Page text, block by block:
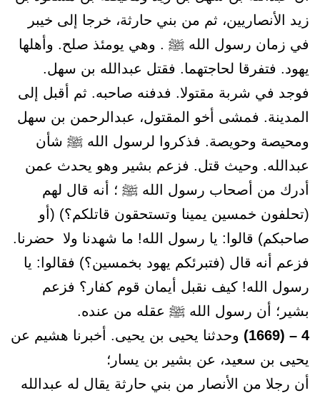
زيد الأنصاريين، ثم من بني حارثة، خرجا إلى خيبر
في زمان رسول الله ﷺ . وهي يومئذ صلح. وأهلها
يهود. فتفرقا لحاجتهما. فقتل عبدالله بن سهل.
فوجد في شربة مقتولا. فدفنه صاحبه. ثم أقبل إلى
المدينة. فمشى أخو المقتول، عبدالرحمن بن سهل
ومحيصة وحويصة. فذكروا لرسول الله ﷺ شأن
عبدالله. وحيث قتل. فزعم بشير وهو يحدث عمن
أدرك من أصحاب رسول الله ﷺ ؛ أنه قال لهم
(تحلفون خمسين يمينا وتستحقون قاتلكم؟) (أو
صاحبكم) قالوا: يا رسول الله! ما شهدنا ولا حضرنا.
فزعم أنه قال (فتبرئكم يهود بخمسين؟) فقالوا: يا
رسول الله! كيف نقبل أيمان قوم كفار؟ فزعم
بشير؛ أن رسول الله ﷺ عقله من عنده.
4 – (1669)
وحدثنا يحيى بن يحيى. أخبرنا هشيم عن
يحيى بن سعيد، عن بشير بن يسار؛
أن رجلا من الأنصار من بني حارثة يقال له عبدالله